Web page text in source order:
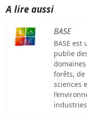
A lire aussi
BASE
BASE
publie
forêts, de
sciences